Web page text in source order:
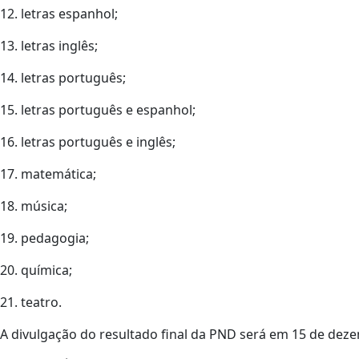
12. letras espanhol;
13. letras inglês;
14. letras português;
15. letras português e espanhol;
16. letras português e inglês;
17. matemática;
18. música;
19. pedagogia;
20. química;
21. teatro.
A divulgação do resultado final da PND será em 15 de